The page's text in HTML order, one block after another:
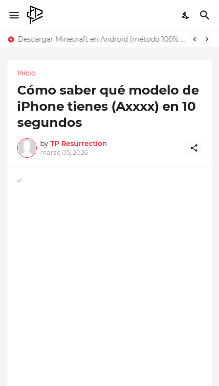
Descargar Minecraft en Android (método 100% legal)
Inicio
Cómo saber qué modelo de
iPhone tienes (Axxxx) en 10
segundos
by TP Resurrection
marzo 05, 2026
a1